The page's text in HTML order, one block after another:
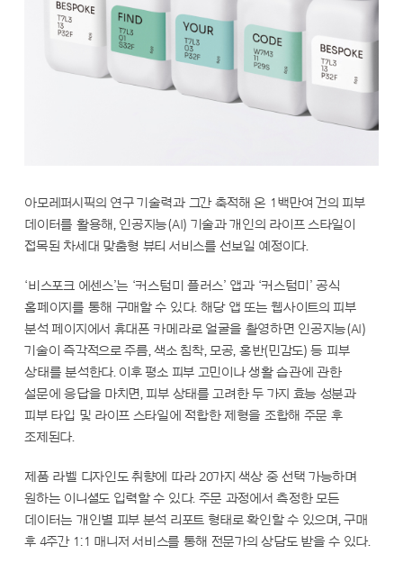
아모레퍼시픽의 연구 기술력과 그간 축적해 온 1백만여 건의 피부
데이터를 활용해, 인공지능(AI) 기술과 개인의 라이프 스타일이
접목된 차세대 맞춤형 뷰티 서비스를 선보일 예정이다.
‘비스포크 에센스’는 ‘커스텀미 플러스’ 앱과 ‘커스텀미’ 공식
홈페이지를 통해 구매할 수 있다. 해당 앱 또는 웹사이트의 피부
분석 페이지에서 휴대폰 카메라로 얼굴을 촬영하면 인공지능(AI)
기술이 즉각적으로 주름, 색소 침착, 모공, 홍반(민감도) 등 피부
상태를 분석한다. 이후 평소 피부 고민이나 생활 습관에 관한
설문에 응답을 마치면, 피부 상태를 고려한 두 가지 효능 성분과
피부 타입 및 라이프 스타일에 적합한 제형을 조합해 주문 후
조제된다.
제품 라벨 디자인도 취향에 따라 20가지 색상 중 선택 가능하며
원하는 이니셜도 입력할 수 있다. 주문 과정에서 측정한 모든
데이터는 개인별 피부 분석 리포트 형태로 확인할 수 있으며, 구매
후 4주간 1:1 매니저 서비스를 통해 전문가의 상담도 받을 수 있다.